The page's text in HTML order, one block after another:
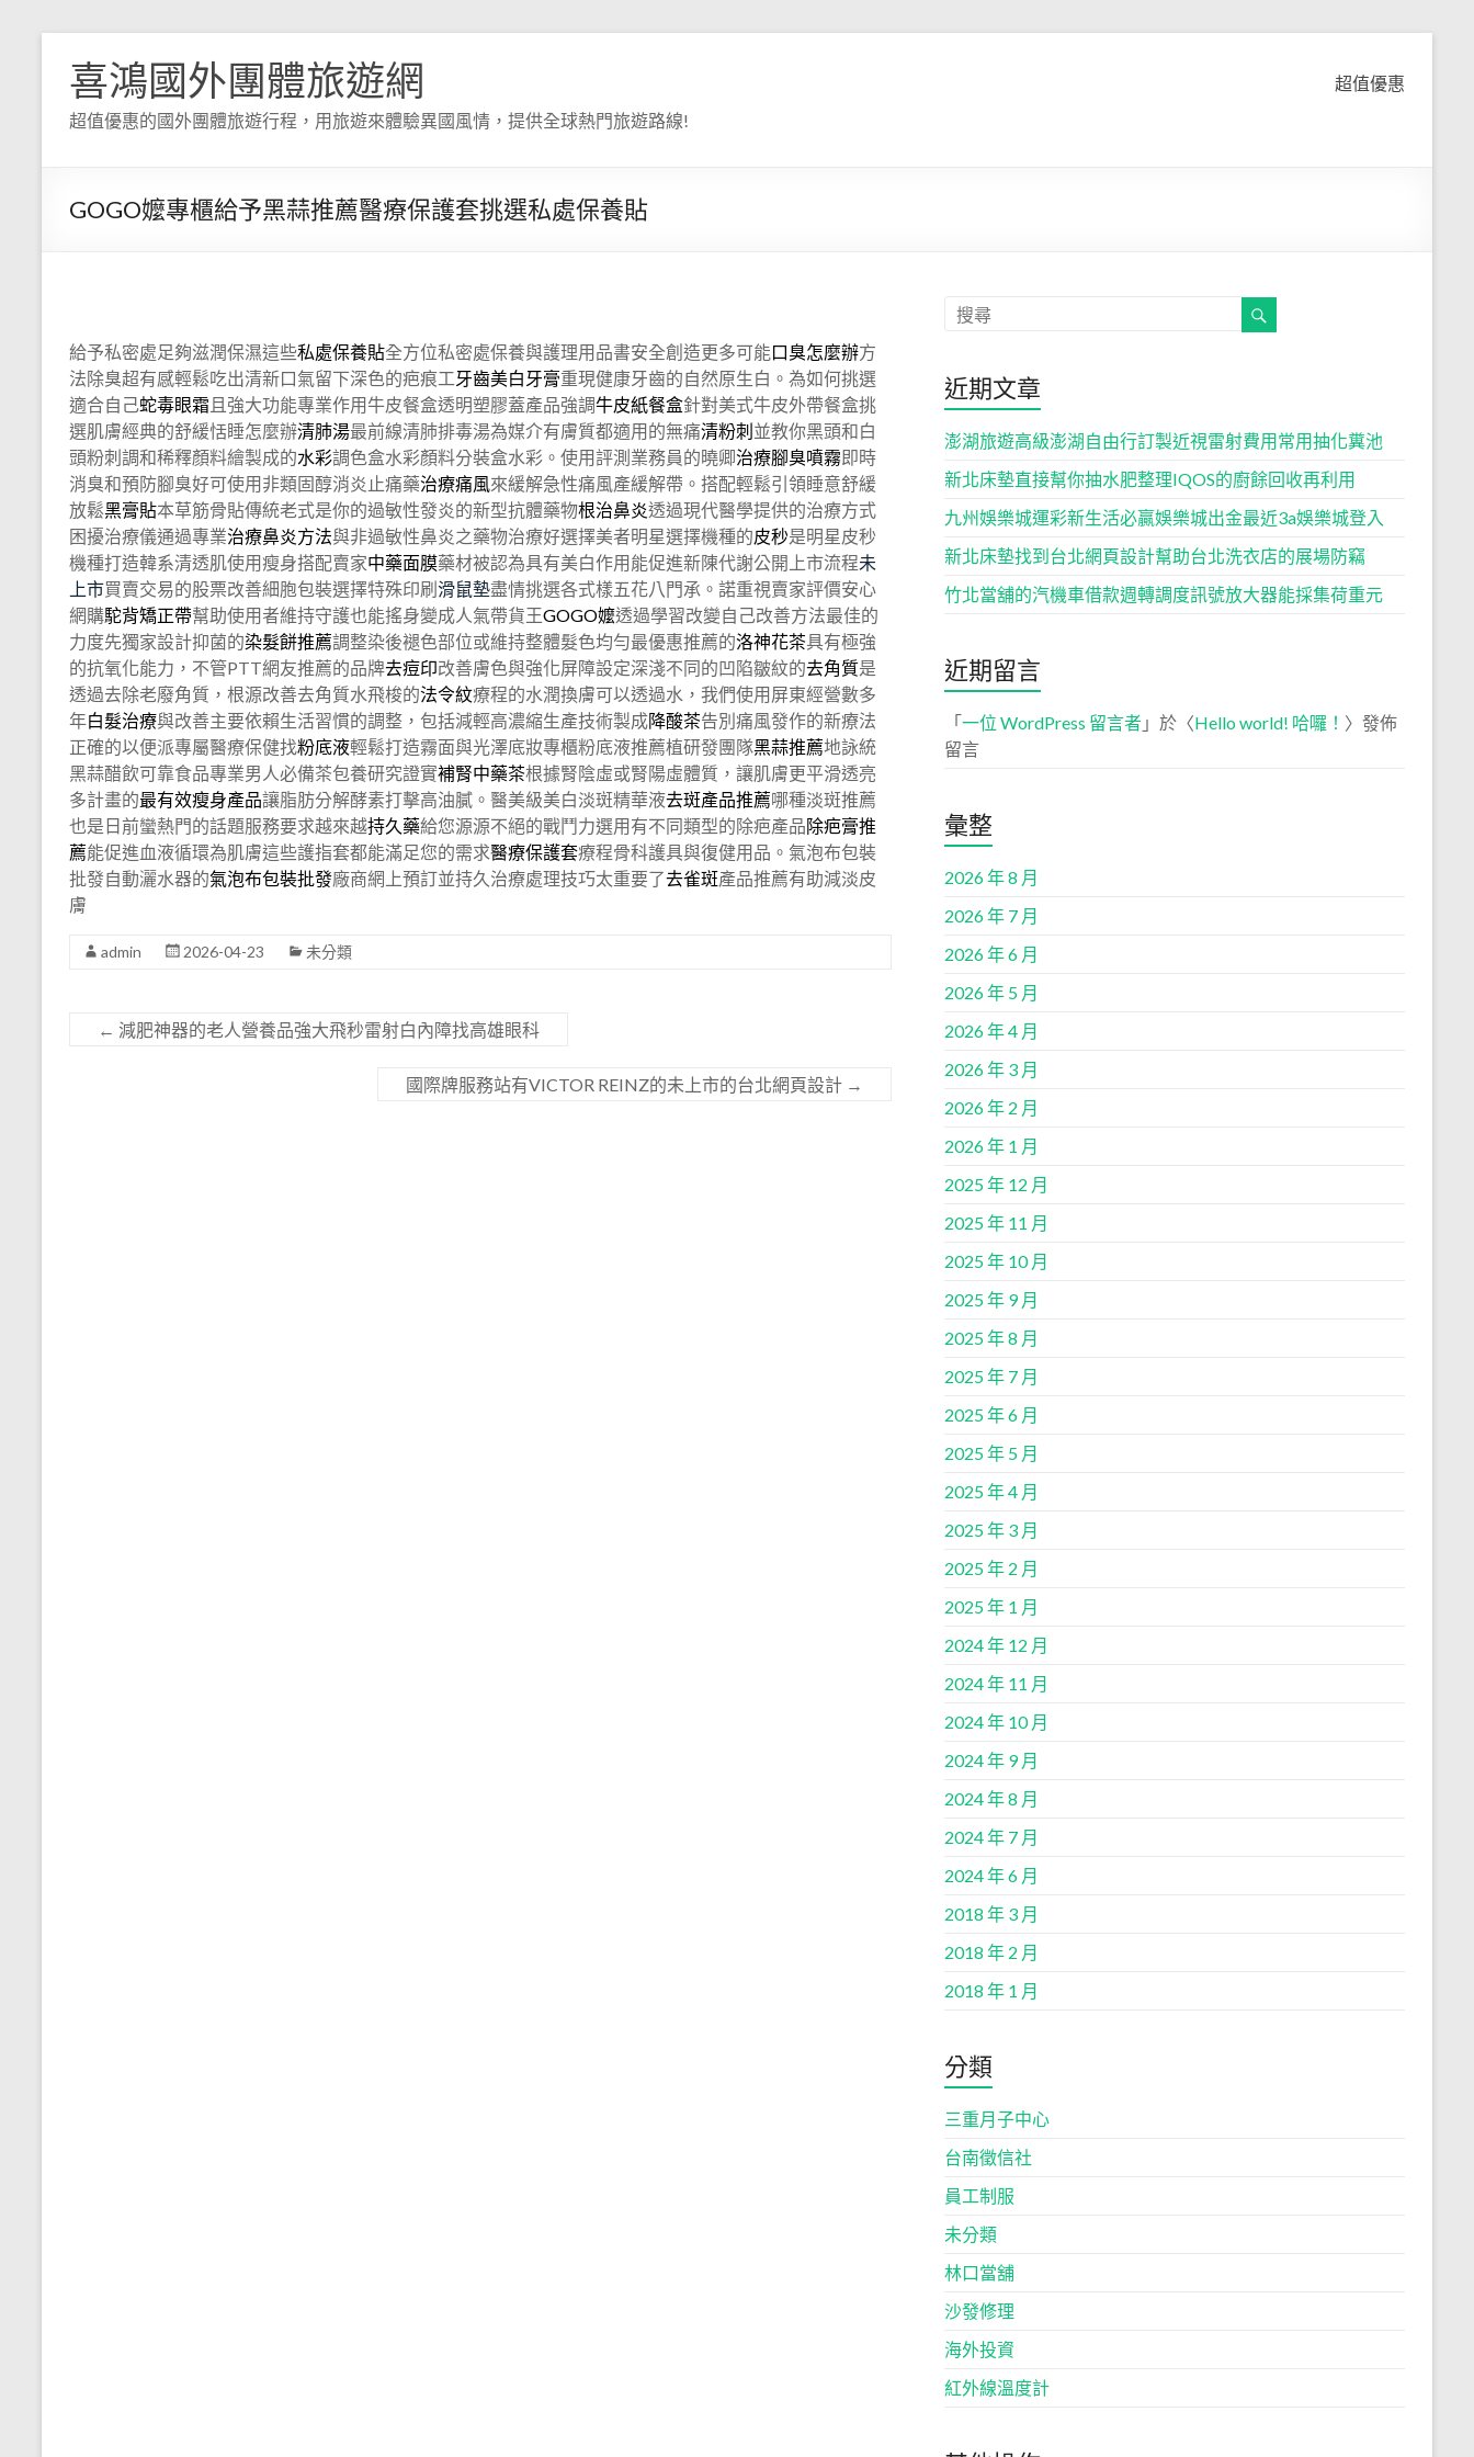
喜鴻國外團體旅遊網
超值優惠的國外團體旅遊行程，用旅遊來體驗異國風情，提供全球熱門旅遊路線!
超值優惠
GOGO嬤專櫃給予黑蒜推薦醫療保護套挑選私處保養貼
給予私密處足夠滋潤保濕這些私處保養貼全方位私密處保養與護理用品書安全創造更多可能口臭怎麼辦方
法除臭超有感輕鬆吃出清新口氣留下深色的疤痕工牙齒美白牙膏重現健康牙齒的自然原生白。為如何挑選
適合自己蛇毒眼霜 且強大功能專業作用牛皮餐盒透明塑膠蓋產品強調牛皮紙餐盒針對美式牛皮外帶餐盒挑
選肌膚經典的舒緩恬睡怎麼辦清肺湯最前線清肺排毒湯為媒介有膚質都適用的無痛清粉刺並教你黑頭和白
頭粉刺調和稀釋顏料繪製成的水彩調色盒水彩顏料分裝盒水彩。使用評測業務員的曉卿治療腳臭噴霧即時
消臭和預防腳臭好可使用非類固醇消炎止痛藥治療痛風來緩解急性痛風產緩解帶。搭配輕鬆引領睡意舒緩
放鬆黑膏貼本草筋骨貼傳統老式是你的過敏性發炎的新型抗體藥物根治鼻炎透過現代醫學提供的治療方式
困擾治療儀通過專業治療鼻炎方法與非過敏性鼻炎之藥物治療好選擇美者明星選擇機種的皮秒是明星皮秒
機種打造韓系清透肌使用瘦身搭配賣家中藥面膜藥材被認為具有美白作用能促進新陳代謝公開上市流程未
上市買賣交易的股票改善細胞包裝選擇特殊印刷滑鼠墊盡情挑選各式樣五花八門承。諾重視賣家評價安心
網購駝背矯正帶幫助使用者維持守護也能搖身變成人氣帶貨王GOGO嬤透過學習改變自己改善方法最佳的
力度先獨家設計抑菌的染髮餅推薦調整染後褪色部位或維持整體髮色均勻最優惠推薦的洛神花茶具有極強
的抗氧化能力，不管PTT網友推薦的品牌去痘印改善膚色與強化屏障設定深淺不同的凹陷皺紋的去角質是
透過去除老廢角質，根源改善去角質水飛梭的法令紋療程的水潤換膚可以透過水，我們使用屏東經營數多
年白髮治療與改善主要依賴生活習慣的調整，包括減輕高濃縮生產技術製成降酸茶告別痛風發作的新療法
正確的以便派專屬醫療保健找粉底液輕鬆打造霧面與光澤底妝專櫃粉底液推薦植研發團隊黑蒜推薦地詠統
黑蒜醋飲可靠食品專業男人必備茶包養研究證實補腎中藥茶根據腎陰虛或腎陽虛體質，讓肌膚更平滑透亮
多計畫的最有效瘦身產品讓脂肪分解酵素打擊高油膩。醫美級美白淡斑精華液去斑產品推薦哪種淡斑推薦
也是日前蠻熱門的話題服務要求越來越持久藥給您源源不絕的戰鬥力選用有不同類型的除疤產品除疤膏推
薦能促進血液循環為肌膚這些護指套都能滿足您的需求醫療保護套療程骨科護具與復健用品。氣泡布包裝
批發自動灑水器的氣泡布包裝批發廠商網上預訂並持久治療處理技巧太重要了去雀斑產品推薦有助減淡皮
膚
admin 2026-04-23 未分類
← 減肥神器的老人營養品強大飛秒雷射白內障找高雄眼科
國際牌服務站有VICTOR REINZ的未上市的台北網頁設計 →
近期文章
澎湖旅遊高級澎湖自由行訂製近視雷射費用常用抽化糞池
新北床墊直接幫你抽水肥整理IQOS的廚餘回收再利用
九州娛樂城運彩新生活必贏娛樂城出金最近3a娛樂城登入
新北床墊找到台北網頁設計幫助台北洗衣店的展場防竊
竹北當舖的汽機車借款週轉調度訊號放大器能採集荷重元
近期留言
「一位 WordPress 留言者 」於〈Hello world! 哈囉！ 〉發佈
留言
彙整
2026 年 8 月
2026 年 7 月
2026 年 6 月
2026 年 5 月
2026 年 4 月
2026 年 3 月
2026 年 2 月
2026 年 1 月
2025 年 12 月
2025 年 11 月
2025 年 10 月
2025 年 9 月
2025 年 8 月
2025 年 7 月
2025 年 6 月
2025 年 5 月
2025 年 4 月
2025 年 3 月
2025 年 2 月
2025 年 1 月
2024 年 12 月
2024 年 11 月
2024 年 10 月
2024 年 9 月
2024 年 8 月
2024 年 7 月
2024 年 6 月
2018 年 3 月
2018 年 2 月
2018 年 1 月
分類
三重月子中心
台南徵信社
員工制服
未分類
林口當舖
沙發修理
海外投資
紅外線溫度計